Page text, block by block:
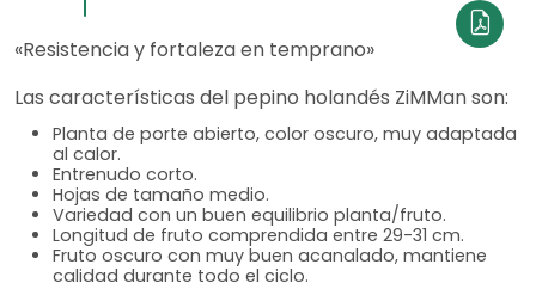
«Resistencia y fortaleza en temprano»
Las características del pepino holandés ZiMMan son:
Planta de porte abierto, color oscuro, muy adaptada
al calor.
Entrenudo corto.
Hojas de tamaño medio.
Variedad con un buen equilibrio planta/fruto.
Longitud de fruto comprendida entre 29-31 cm.
Fruto oscuro con muy buen acanalado, mantiene
calidad durante todo el ciclo.